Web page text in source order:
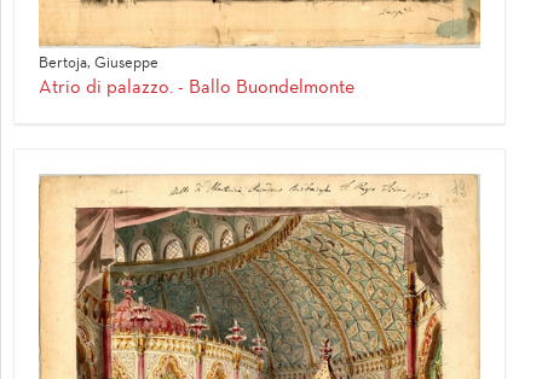
Bertoja, Giuseppe
Atrio di palazzo. - Ballo Buondelmonte